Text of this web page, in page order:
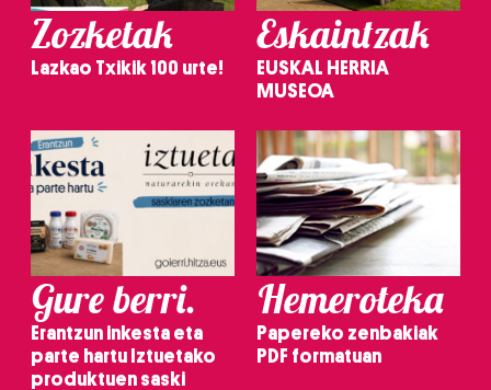
Zozketak
Lazkao Txikik 100 urte!
Eskaintzak
EUSKAL HERRIA
MUSEOA
Gure berri.
Erantzun inkesta eta
parte hartu Iztuetako
produktuen saski
Hemeroteka
Papereko zenbakiak
PDF formatuan